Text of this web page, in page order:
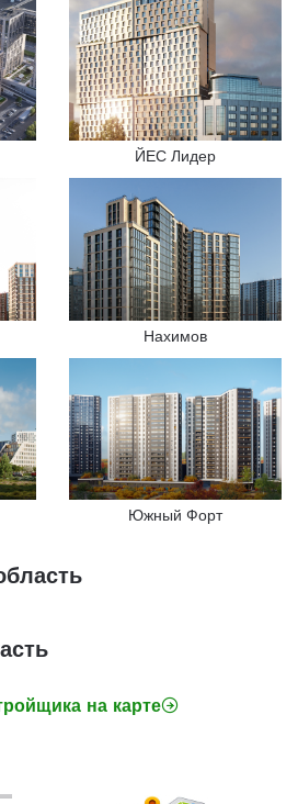
ЙЕС Лидер
Нахимов
Южный Форт
на карте